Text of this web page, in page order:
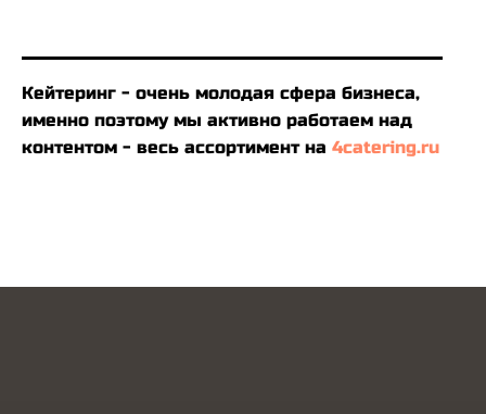
Кейтеринг - очень молодая сфера бизнеса,
именно поэтому мы активно работаем над
контентом - весь ассортимент на 4catering.ru